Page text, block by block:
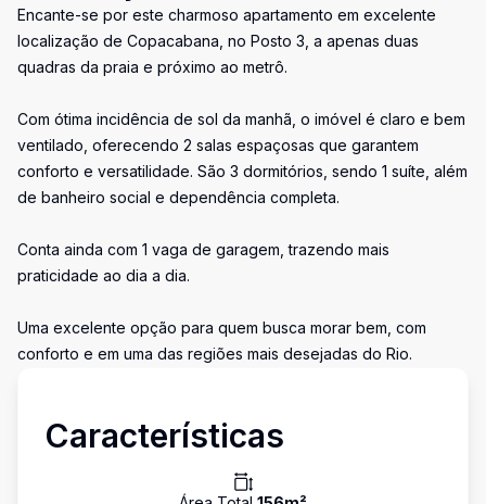
Encante-se por este charmoso apartamento em excelente
localização de Copacabana, no Posto 3, a apenas duas
quadras da praia e próximo ao metrô.
Com ótima incidência de sol da manhã, o imóvel é claro e bem
ventilado, oferecendo 2 salas espaçosas que garantem
conforto e versatilidade. São 3 dormitórios, sendo 1 suíte, além
de banheiro social e dependência completa.
Conta ainda com 1 vaga de garagem, trazendo mais
praticidade ao dia a dia.
Uma excelente opção para quem busca morar bem, com
conforto e em uma das regiões mais desejadas do Rio.
Características